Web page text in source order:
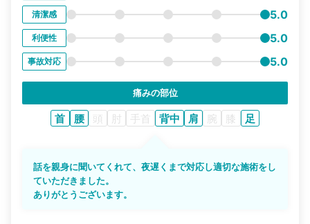
清潔感 5.0
利便性 5.0
事故対応 5.0
痛みの部位
首 腰 頭 肘 手首 背中 肩 腕 膝 足
話を親身に聞いてくれて、夜遅くまで対応し適切な施術をし
ていただきました。
ありがとうございます。